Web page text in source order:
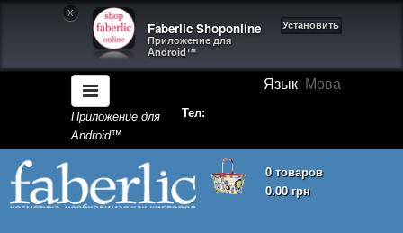
X
Faberlic Shoponline
Приложение для
Android™
Установить
Язык Мова
Приложение для
Android™
Тел:
0 товаров
0.00 грн
Корзина покупок пуста!